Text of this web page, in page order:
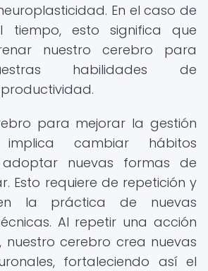
En el caso de
tiempo, esto significa que
nuestro cerebro para
habilidades de
para mejorar la gestión
cambiar hábitos
nuevas formas de
Esto requiere de repetición y
la práctica de nuevas
Al repetir una acción
nuestro cerebro crea nuevas
fortaleciendo así el